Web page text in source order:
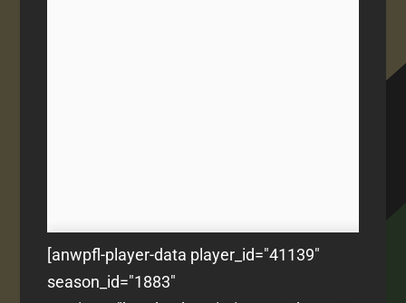
[anwpfl-player-data player_id="41139"
season_id="1883"